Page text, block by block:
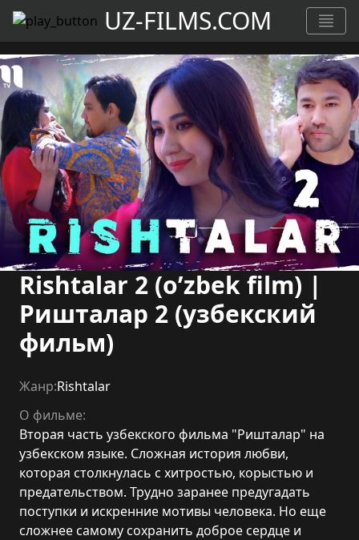
UZ-FILMS.COM
Rishtalar 2 (o’zbek film) |
Ришталар 2 (узбекский
фильм)
Жанр:Rishtalar
О фильме:
Вторая часть узбекского фильма "Ришталар" на
узбекском языке. Сложная история любви,
которая столкнулась с хитростью, корыстью и
предательством. Трудно заранее предугадать
поступки и искренние мотивы человека. Но еще
сложнее самому сохранить доброе сердце и